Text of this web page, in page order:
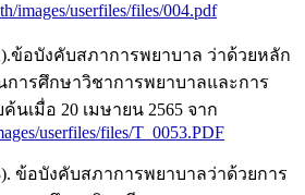
images/userfiles/files/004.pdf
ข้อบังคับสภาการพยาบาล ว่าด้วยหลัก
ารศึกษาวิชาการพยาบาลและการ
นเมื่อ 20 เมษายน 2565 จาก
userfiles/files/T_0053.PDF
ข้อบังคับสภาการพยาบาลว่าด้วยการ